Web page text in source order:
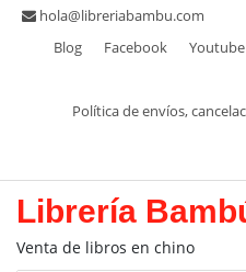
Saltar
contenido
hola@libreriabambu.com
Blog
Facebook Youtube
Política de envíos,
Librería
Venta de libros en chino